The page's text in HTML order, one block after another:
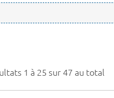
1 à 25 sur 47 au total